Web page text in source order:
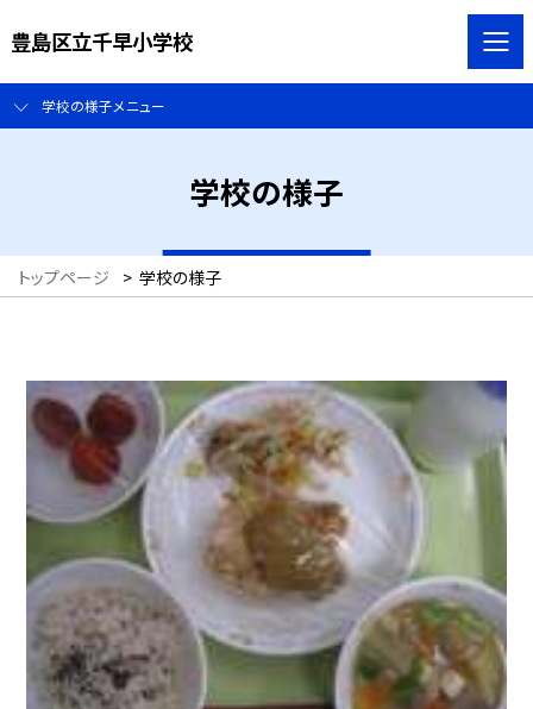
豊島区立千早小学校
学校の様子メニュー
学校の様子
トップページ > 学校の様子